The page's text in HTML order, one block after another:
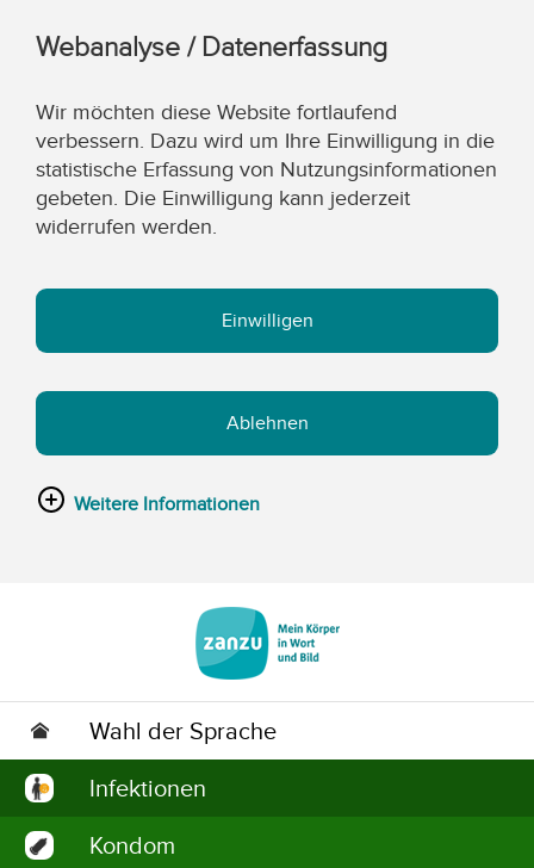
Webanalyse / Datenerfassung
Wir möchten diese Website fortlaufend
verbessern. Dazu wird um Ihre Einwilligung in die
statistische Erfassung von Nutzungsinformationen
gebeten. Die Einwilligung kann jederzeit
widerrufen werden.
Einwilligen
Ablehnen
Weitere Informationen
Wahl der Sprache
Infektionen
Kondom